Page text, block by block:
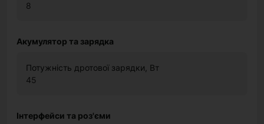
8
Акумулятор та зарядка
Потужність дротової зарядки, Вт
45
Інтерфейси та роз'єми